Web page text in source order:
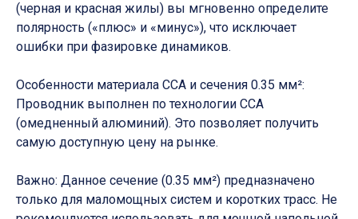
(черная и красная жилы) вы мгновенно определите
полярность («плюс» и «минус»), что исключает
ошибки при фазировке динамиков.
Особенности материала CCA и сечения 0.35 мм²:
Проводник выполнен по технологии CCA
(омедненный алюминий). Это позволяет получить
самую доступную цену на рынке.
Важно: Данное сечение (0.35 мм²) предназначено
только для маломощных систем и коротких трасс. Не